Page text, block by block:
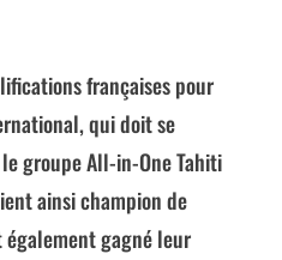
françaises pour
qui doit se
groupe All-in-One Tahiti
ainsi champion de
également gagné leur